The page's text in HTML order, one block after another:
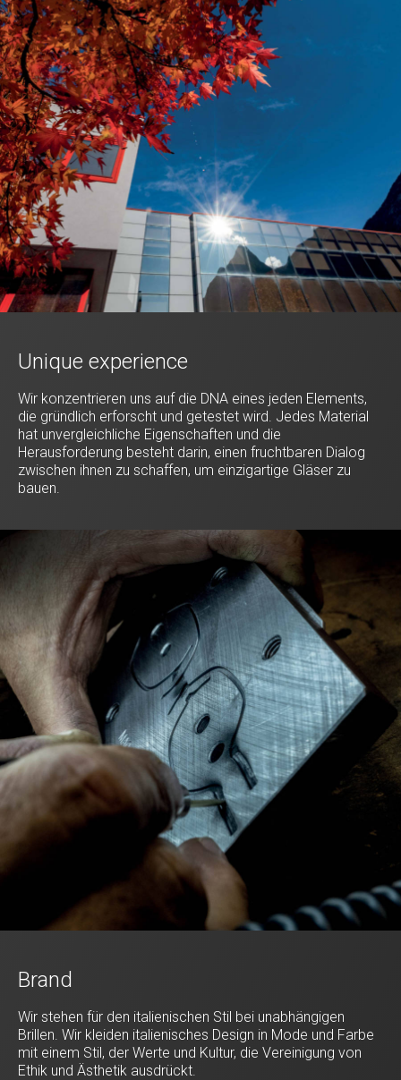
Unique experience
Wir konzentrieren uns auf die DNA eines jeden Elements,
die gründlich erforscht und getestet wird. Jedes Material
hat unvergleichliche Eigenschaften und die
Herausforderung besteht darin, einen fruchtbaren Dialog
zwischen ihnen zu schaffen, um einzigartige Gläser zu
bauen.
Brand
Wir stehen für den italienischen Stil bei unabhängigen
Brillen. Wir kleiden italienisches Design in Mode und Farbe
mit einem Stil, der Werte und Kultur, die Vereinigung von
Ethik und Ästhetik ausdrückt.